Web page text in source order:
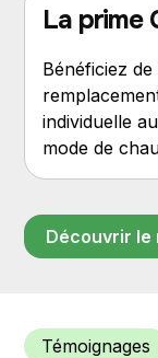
La prime
Bénéficiez
individuelle
mode de
Découvrir le
Témoignages